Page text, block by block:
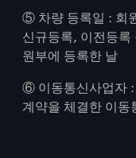
⑤ 차량 등록일 : 회
신규등록, 이전등록
원부에 등록한 날
⑥ 이동통신사업자 :
계약을 체결한 이동